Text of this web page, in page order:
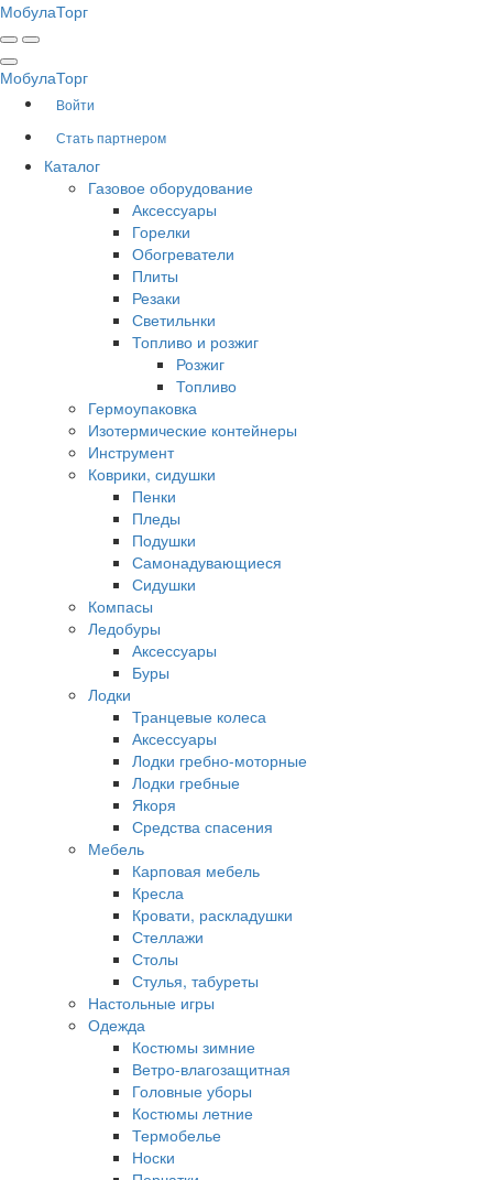
МобулаТорг
МобулаТорг
Войти
Стать партнером
Каталог
Газовое оборудование
Аксессуары
Горелки
Обогреватели
Плиты
Резаки
Светильнки
Топливо и розжиг
Розжиг
Топливо
Гермоупаковка
Изотермические контейнеры
Инструмент
Коврики, сидушки
Пенки
Пледы
Подушки
Самонадувающиеся
Сидушки
Компасы
Ледобуры
Аксессуары
Буры
Лодки
Транцевые колеса
Аксессуары
Лодки гребно-моторные
Лодки гребные
Якоря
Средства спасения
Мебель
Карповая мебель
Кресла
Кровати, раскладушки
Стеллажи
Столы
Стулья, табуреты
Настольные игры
Одежда
Костюмы зимние
Ветро-влагозащитная
Головные уборы
Костюмы летние
Термобелье
Носки